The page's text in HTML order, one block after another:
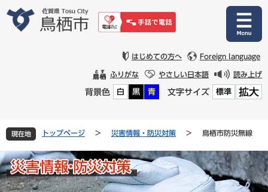
文
はじめての方へ Foreign language
ふりがな やさしい日本語 読み上げ
背景色 白 黒 青 文字サイズ 標準 拡大
現在地 トップページ > 災害情報・防災対策 > 鳥栖市防災無線